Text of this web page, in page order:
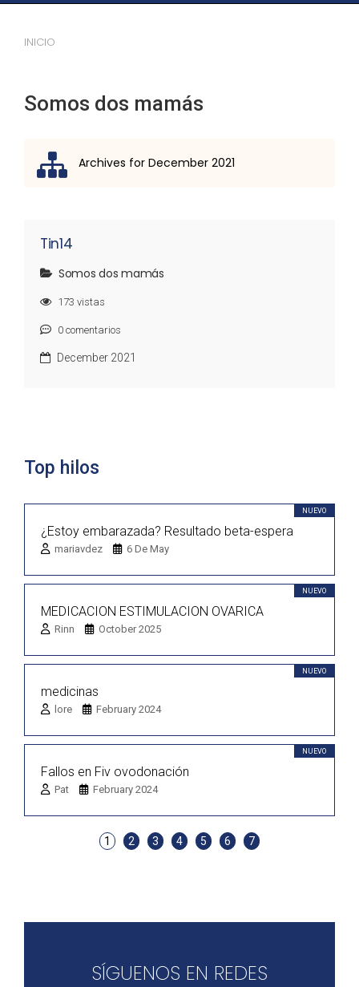
INICIO
Somos dos mamás
Archives for December 2021
Tin14
Somos dos mamás
173 vistas
0 comentarios
December 2021
Top hilos
NUEVO
¿Estoy embarazada? Resultado beta-espera
mariavdez 6 De May
NUEVO
MEDICACION ESTIMULACION OVARICA
Rinn October 2025
NUEVO
medicinas
lore February 2024
NUEVO
Fallos en Fiv ovodonación
Pat February 2024
1 2 3 4 5 6 7
SÍGUENOS EN REDES